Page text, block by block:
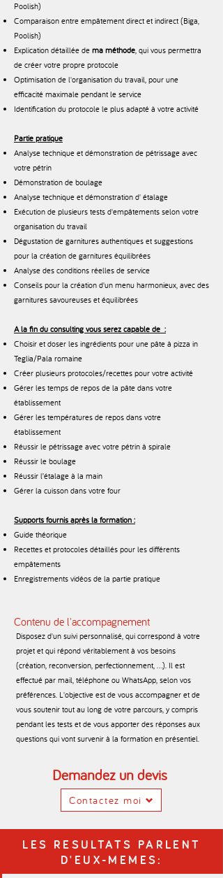
Poolish)
Comparaison entre empâtement direct et indirect (Biga,
Poolish)
Explication détaillée de ma méthode, qui vous permettra
de créer votre propre protocole
Optimisation de l'organisation du travail, pour une
efficacité maximale pendant le service
Identification du protocole le plus adapté à votre activité
Partie pratique
Analyse technique et démonstration de pétrissage avec
votre pétrin
Démonstration de boulage
Analyse technique et démonstration d' étalage
Exécution de plusieurs tests d'empâtements selon votre
organisation du travail
Dégustation de garnitures authentiques et suggestions
pour la création de garnitures équilibrées
Analyse des conditions réelles de service
Conseils pour la création d'un menu harmonieux, avec des
garnitures savoureuses et équilibrées
A la fin du consulting vous serez capable de :
Choisir et doser les ingrédients pour une pâte à pizza in
Teglia/Pala romaine
Créer plusieurs protocoles/recettes pour votre activité
Gérer les temps de repos de la pâte dans votre
établissement
Gérer les températures de repos dans votre
établissement
Réussir le pétrissage avec votre pétrin à spirale
Réussir le boulage
Réussir l’étalage à la main
Gérer la cuisson dans votre four
Supports fournis après la formation :
Guide théorique
Recettes et protocoles détaillés pour les différents
empâtements
Enregistrements vidéos de la partie pratique
Contenu de l'accompagnement
Disposez d'un suivi personnalisé, qui correspond à votre
projet et qui répond véritablement à vos besoins
(création, reconversion, perfectionnement, …). Il est
effectué par mail, téléphone ou WhatsApp, selon vos
préférences. L'objective est de vous accompagner et de
vous soutenir tout au long de votre parcours, y compris
pendant les tests et de vous apporter des réponses aux
questions qui vont survenir à la formation en présentiel.
Demandez un devis
Contactez moi
LES RESULTATS PARLENT
D'EUX-MEMES: